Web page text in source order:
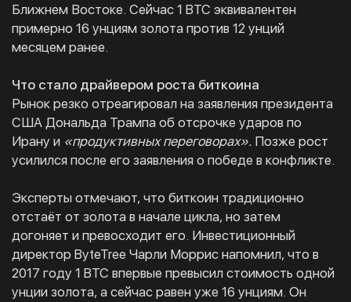
Ближнем Востоке. Сейчас 1 BTC эквивалентен
примерно 16 унциям золота против 12 унций
месяцем ранее.
Что стало драйвером роста биткоина
Рынок резко отреагировал на заявления президента
США Дональда Трампа об отсрочке ударов по
Ирану и «продуктивных переговорах». Позже рост
усилился после его заявления о победе в конфликте.
Эксперты отмечают, что биткоин традиционно
отстаёт от золота в начале цикла, но затем
догоняет и превосходит его. Инвестиционный
директор ByteTree Чарли Моррис напомнил, что в
2017 году 1 BTC впервые превысил стоимость одной
унции золота, а сейчас равен уже 16 унциям. Он